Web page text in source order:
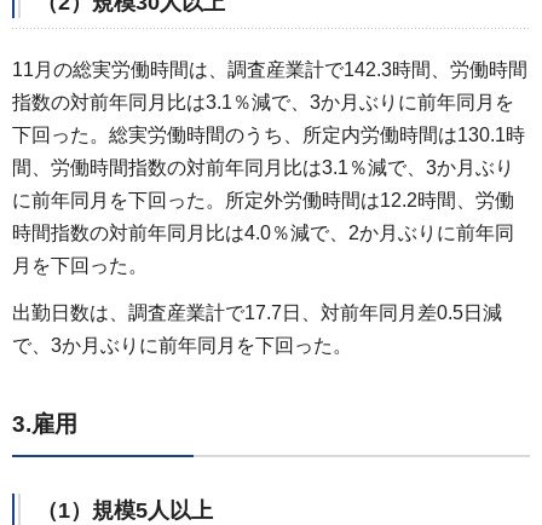
11月の総実労働時間は、調査産業計で142.3時間、労働時間
指数の対前年同月比は3.1％減で、3か月ぶりに前年同月を
下回った。総実労働時間のうち、所定内労働時間は130.1時
間、労働時間指数の対前年同月比は3.1％減で、3か月ぶり
に前年同月を下回った。所定外労働時間は12.2時間、労働
時間指数の対前年同月比は4.0％減で、2か月ぶりに前年同
月を下回った。
出勤日数は、調査産業計で17.7日、対前年同月差0.5日減
で、3か月ぶりに前年同月を下回った。
3.雇用
（1）規模5人以上